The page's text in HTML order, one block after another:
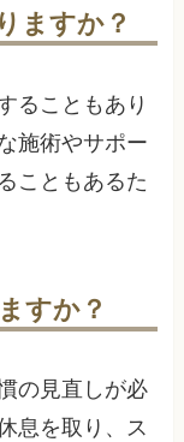
ますか？
ることもあり
施術やサポー
こともあるた
すか？
の見直しが必
息を取り、ス